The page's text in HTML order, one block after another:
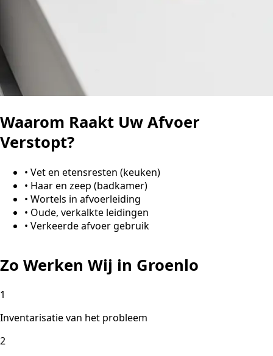
Waarom Raakt Uw Afvoer
Verstopt?
• Vet en etensresten (keuken)
• Haar en zeep (badkamer)
• Wortels in afvoerleiding
• Oude, verkalkte leidingen
• Verkeerde afvoer gebruik
Zo Werken Wij in Groenlo
1
Inventarisatie van het probleem
2